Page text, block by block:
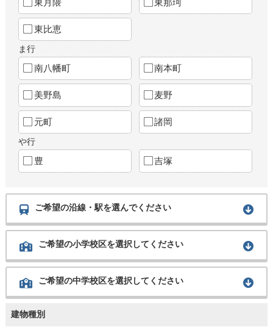
東比恵
ま行
南八幡町 南本町
美野島 麦野
元町 諸岡
や行
豊 吉塚
ご希望の沿線・駅を選んでください
ご希望の小学校区を選択してください
ご希望の中学校区を選択してください
建物種別